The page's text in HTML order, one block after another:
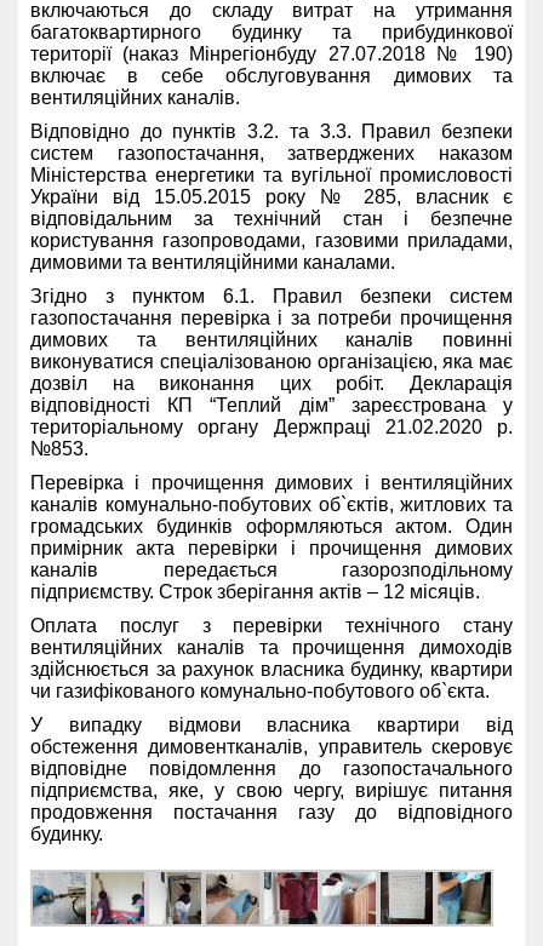
включаються до складу витрат на утримання
багатоквартирного будинку та прибудинкової
території (наказ Мінрегіонбуду 27.07.2018 № 190)
включає в себе обслуговування димових та
вентиляційних каналів.
Відповідно до пунктів 3.2. та 3.3. Правил безпеки
систем газопостачання, затверджених наказом
Міністерства енергетики та вугільної промисловості
України від 15.05.2015 року № 285, власник є
відповідальним за технічний стан і безпечне
користування газопроводами, газовими приладами,
димовими та вентиляційними каналами.
Згідно з пунктом 6.1. Правил безпеки систем
газопостачання перевірка і за потреби прочищення
димових та вентиляційних каналів повинні
виконуватися спеціалізованою організацією, яка має
дозвіл на виконання цих робіт. Декларація
відповідності КП “Теплий дім” зареєстрована у
територіальному органу Держпраці 21.02.2020 р.
№853.
Перевірка і прочищення димових і вентиляційних
каналів комунально-побутових об`єктів, житлових та
громадських будинків оформляються актом. Один
примірник акта перевірки і прочищення димових
каналів передається газорозподільному
підприємству. Строк зберігання актів – 12 місяців.
Оплата послуг з перевірки технічного стану
вентиляційних каналів та прочищення димоходів
здійснюється за рахунок власника будинку, квартири
чи газифікованого комунально-побутового об`єкта.
У випадку відмови власника квартири від
обстеження димовентканалів, управитель скеровує
відповідне повідомлення до газопостачального
підприємства, яке, у свою чергу, вирішує питання
продовження постачання газу до відповідного
будинку.